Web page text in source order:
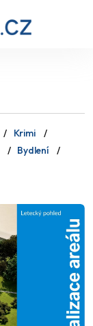
Krimi
Bydlení